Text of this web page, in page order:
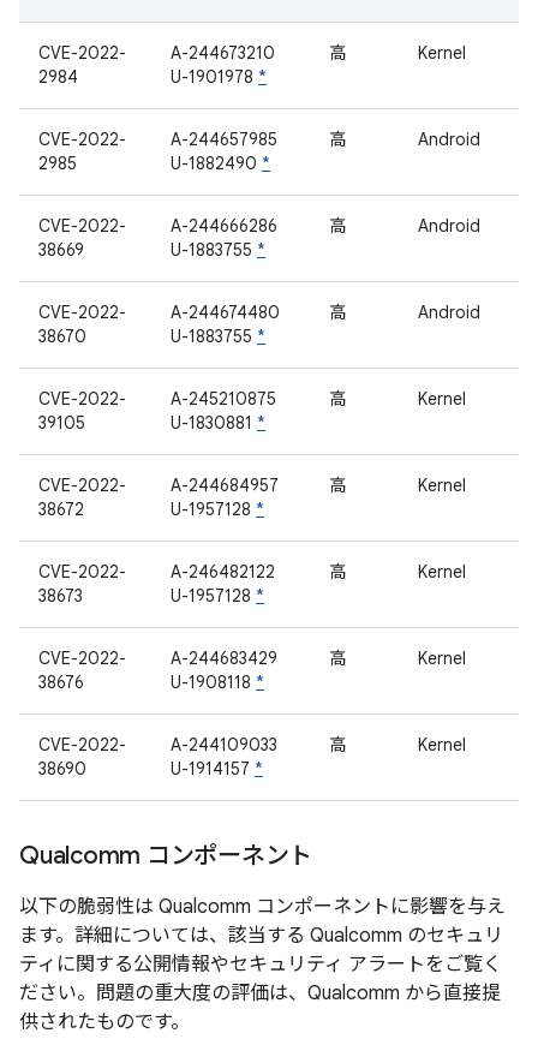
CVE-2022-
2984
A-244673210
U-1901978 *
高 Kernel
CVE-2022-
2985
A-244657985
U-1882490 *
高 Android
CVE-2022-
38669
A-244666286
U-1883755 *
高 Android
CVE-2022-
38670
A-244674480
U-1883755 *
高 Android
CVE-2022-
39105
A-245210875
U-1830881 *
高 Kernel
CVE-2022-
38672
A-244684957
U-1957128 *
高 Kernel
CVE-2022-
38673
A-246482122
U-1957128 *
高 Kernel
CVE-2022-
38676
A-244683429
U-1908118 *
高 Kernel
CVE-2022-
38690
A-244109033
U-1914157 *
高 Kernel
Qualcomm コンポーネント
以下の脆弱性は Qualcomm コンポーネントに影響を与え
ます。詳細については、該当する Qualcomm のセキュリ
ティに関する公開情報やセキュリティ アラートをご覧く
ださい。問題の重大度の評価は、Qualcomm から直接提
供されたものです。